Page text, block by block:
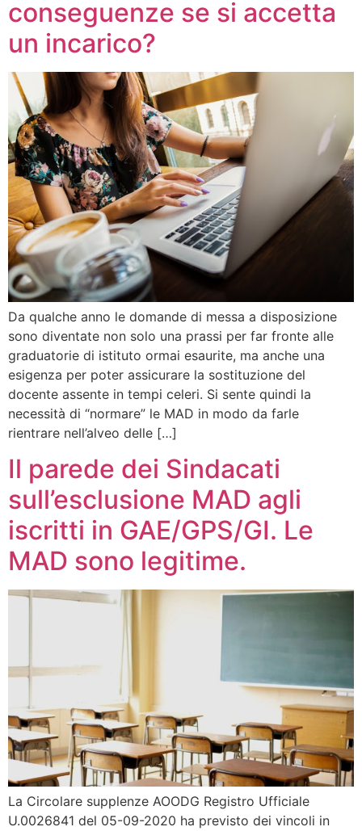
conseguenze se si accetta
un incarico?
Da qualche anno le domande di messa a disposizione
sono diventate non solo una prassi per far fronte alle
graduatorie di istituto ormai esaurite, ma anche una
esigenza per poter assicurare la sostituzione del
docente assente in tempi celeri. Si sente quindi la
necessità di “normare” le MAD in modo da farle
rientrare nell’alveo delle […]
Il parede dei Sindacati
sull’esclusione MAD agli
iscritti in GAE/GPS/GI. Le
MAD sono legitime.
La Circolare supplenze AOODG Registro Ufficiale
U.0026841 del 05-09-2020 ha previsto dei vincoli in